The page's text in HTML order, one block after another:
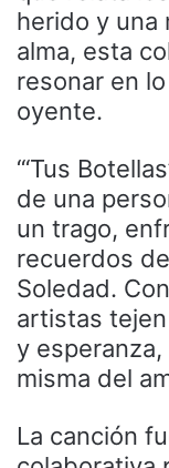
herido y una
alma, esta
resonar en
oyente.
“‘Tus
de una
un trago,
recuerdos
Soledad.
artistas
y
misma del
La canción